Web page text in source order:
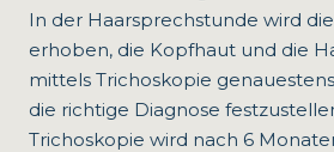
In der Haarsprechstunde wird
erhoben, die Kopfhaut und die
mittels Trichoskopie
die richtige Diagnose
Trichoskopie wird nach 6